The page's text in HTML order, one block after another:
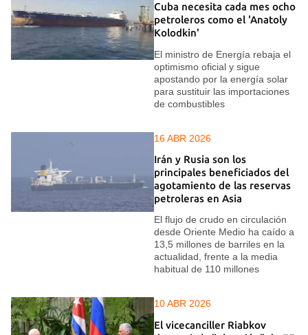
Cuba necesita cada mes ocho
petroleros como el 'Anatoly
Kolodkin'
El ministro de Energía rebaja el
optimismo oficial y sigue
apostando por la energía solar
para sustituir las importaciones
de combustibles
16 ABR 2026
Irán y Rusia son los
principales beneficiados del
agotamiento de las reservas
petroleras en Asia
El flujo de crudo en circulación
desde Oriente Medio ha caído a
13,5 millones de barriles en la
actualidad, frente a la media
habitual de 110 millones
10 ABR 2026
El vicecanciller Riabkov